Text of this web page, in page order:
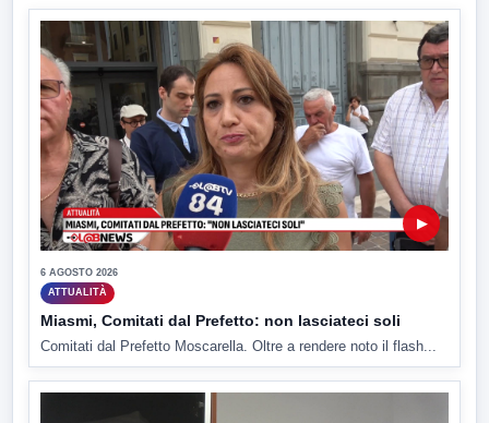
▶
6 AGOSTO 2026
ATTUALITÀ
Miasmi, Comitati dal Prefetto: non lasciateci soli
Comitati dal Prefetto Moscarella. Oltre a rendere noto il flash...